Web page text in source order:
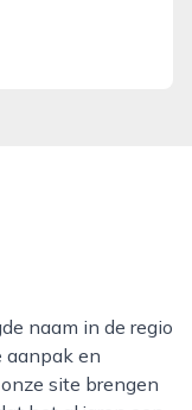
aanpak en
site brengen